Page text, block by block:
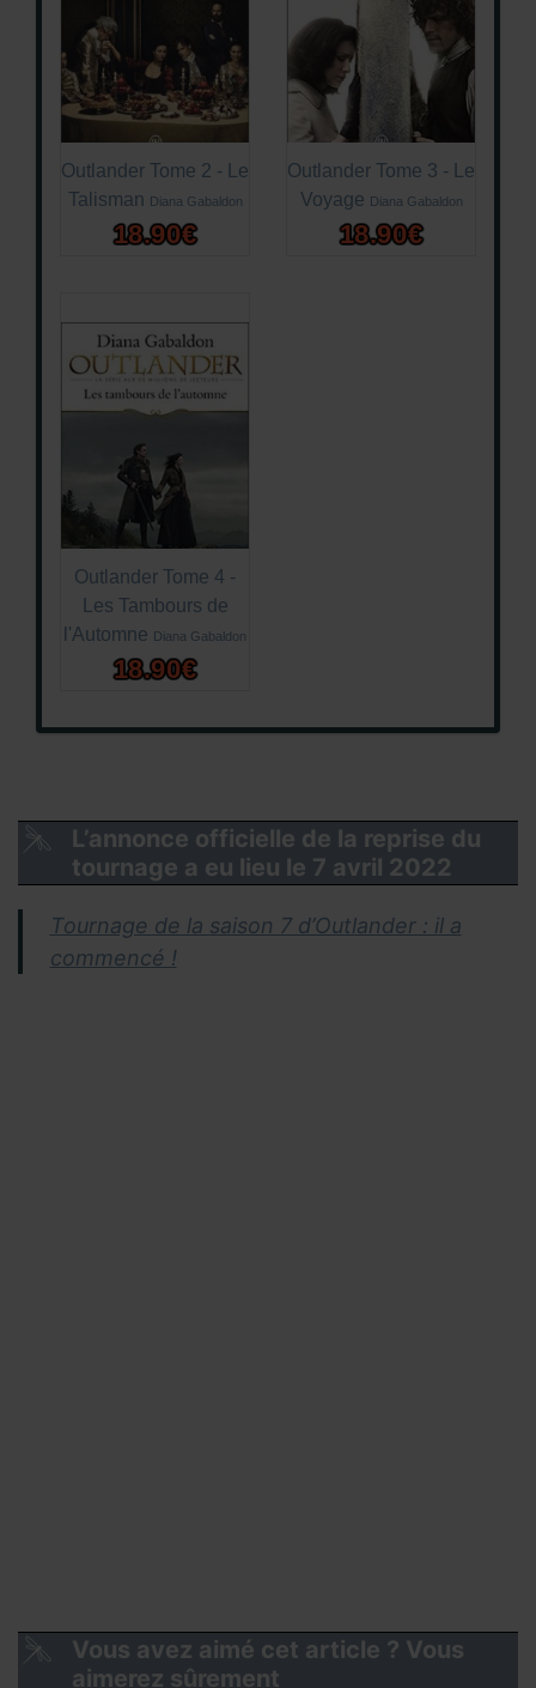
Outlander Tome 2 - Le
Talisman Diana Gabaldon
18.90€
Outlander Tome 3 - Le
Voyage Diana Gabaldon
18.90€
Outlander Tome 4 -
Les Tambours de
l'Automne Diana Gabaldon
18.90€
L’annonce officielle de la reprise du
tournage a eu lieu le 7 avril 2022
Tournage de la saison 7 d’Outlander : il a
commencé !
Vous avez aimé cet article ? Vous
aimerez sûrement